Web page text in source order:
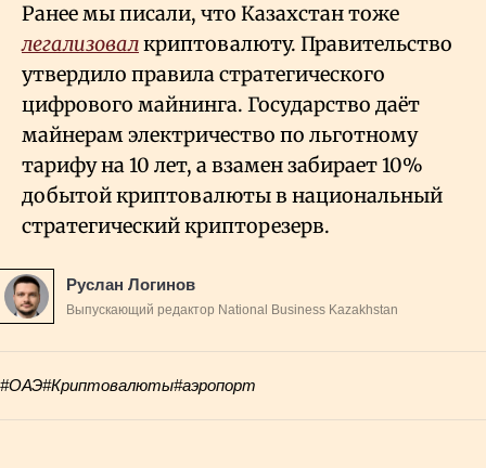
Ранее мы писали, что Казахстан тоже
легализовалкриптовалюту. Правительство
утвердило правила стратегического
цифрового майнинга. Государство даёт
майнерам электричество по льготному
тарифу на 10 лет, а взамен забирает 10%
добытой криптовалюты в национальный
стратегический крипторезерв.
Руслан Логинов
Выпускающий редактор National Business Kazakhstan
#ОАЭ#Криптовалюты#аэропорт